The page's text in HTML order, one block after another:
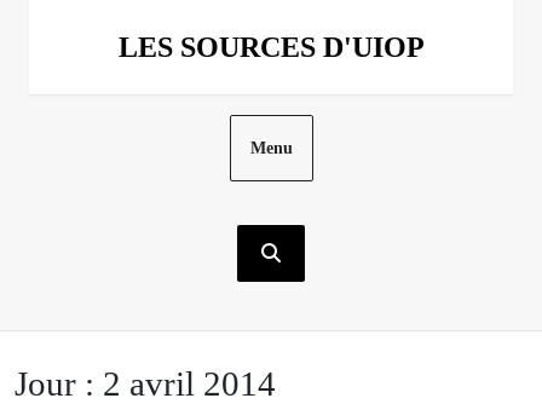
LES SOURCES D'UIOP
Menu
Jour : 2 avril 2014